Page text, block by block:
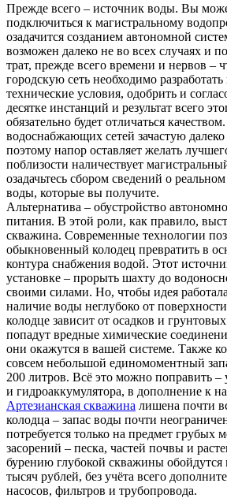
Прежде всего – источник воды. Вы
подключиться к магистральному
озадачится созданием автономной
возможен далеко не во всех случаях и
трат, прежде всего времени и нервов –
городскую сеть необходимо
технические условия, одобрить и
десятке инстанций и результат всего
обязательно будет отличаться
водоснабжающих сетей зачастую далеко
поэтому напор оставляет желать
поблизости наличествует
озадачьтесь сбором сведений о
воды, которые вы получите.
Альтернатива – обустройство
питания. В этой роли, как правило,
скважина. Современные технологии
обыкновенный колодец превратить в
контура снабжения водой. Этот
установке – прорыть шахту до
своими силами. Но, чтобы идея
наличие воды неглубоко от
колодце зависит от осадков и
попадут вредные химические
они окажутся в вашей системе. Также
совсем небольшой единомоментный
200 литров. Всё это можно поправить –
и гидроаккумулятора, в дополнение к
Артезианская скважина лишена почти
колодца – запас воды почти
потребуется только на предмет грубых
засорений – песка, частей почвы и
бурению глубокой скважины обойдутся
тысяч рублей, без учёта всего
насосов, фильтров и трубопровода.